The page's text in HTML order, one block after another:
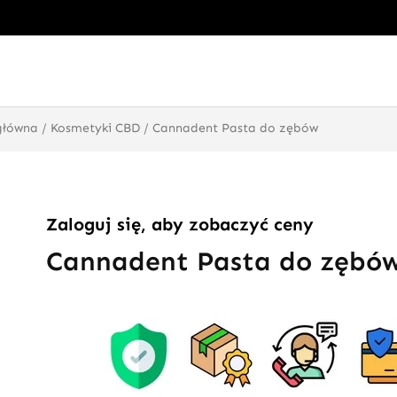
/ Kosmetyki CBD/ Cannadent Pasta do zębów
Zaloguj się, aby zobaczyć ceny
Cannadent Pasta do